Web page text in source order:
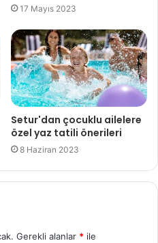
17 Mayıs 2023
Setur'dan çocuklu ailelere
özel yaz tatili önerileri
8 Haziran 2023
Gerekli alanlar * ile